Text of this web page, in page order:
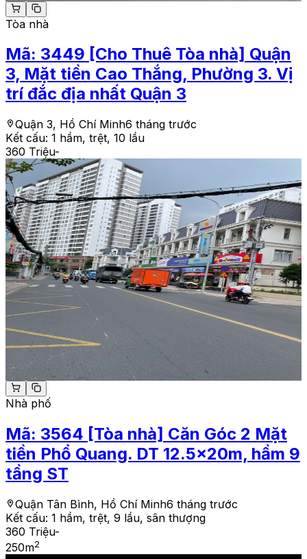
Tòa nhà
Mã: 3449 [Cho Thuê Tòa nhà] Quận
3, Mặt tiền Cao Thắng, Phường 3. Vị
trí đắc địa nhất Quận 3
Quận 3, Hồ Chí Minh6 tháng trước
Kết cấu: 1 hầm, trệt, 10 lầu
360 Triệu-
Nhà phố
Mã: 3564 [Tòa nhà] Căn Góc 2 Mặt
tiền Phổ Quang. DT 12.5x20m, hầm 9
tầng ST
Quận Tân Bình, Hồ Chí Minh6 tháng trước
Kết cấu: 1 hầm, trệt, 9 lầu, sân thượng
360 Triệu-
250m2